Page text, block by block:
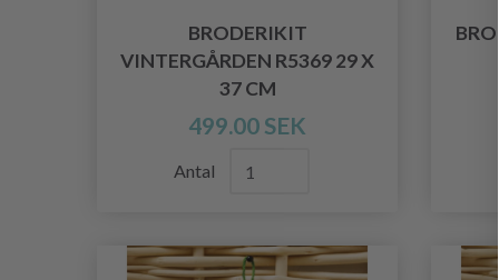
BRODERIKIT
VINTERGÅRDEN R5369 29 X
37 CM
499.00 SEK
Antal